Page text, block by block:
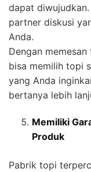
dapat diwujudkan.
partner diskusi
Anda.
Dengan
bisa memilih topi
yang Anda
bertanya lebih
Memiliki
Produk
Pabrik topi